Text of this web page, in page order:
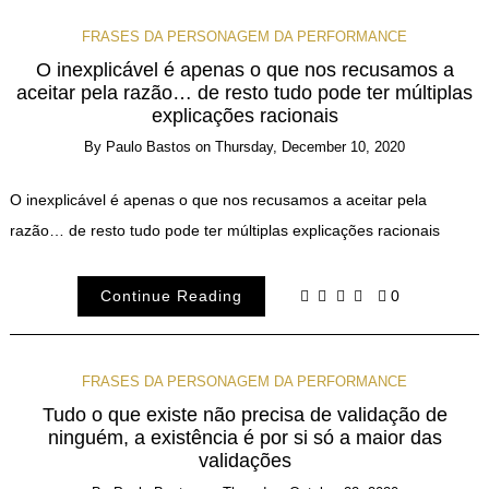
FRASES DA PERSONAGEM DA PERFORMANCE
O inexplicável é apenas o que nos recusamos a
aceitar pela razão… de resto tudo pode ter múltiplas
explicações racionais
By Paulo Bastos on Thursday, December 10, 2020
O inexplicável é apenas o que nos recusamos a aceitar pela
razão… de resto tudo pode ter múltiplas explicações racionais
Continue Reading 0
FRASES DA PERSONAGEM DA PERFORMANCE
Tudo o que existe não precisa de validação de
ninguém, a existência é por si só a maior das
validações